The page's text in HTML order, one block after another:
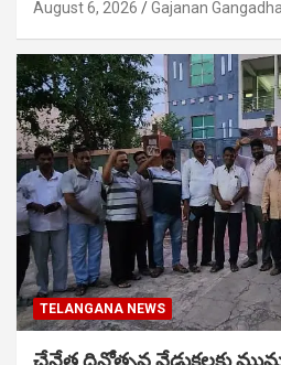
August 6, 2026 Gajanan
TELANGANA NEWS
చేనేత దినోత్సవ వేడుకలకు